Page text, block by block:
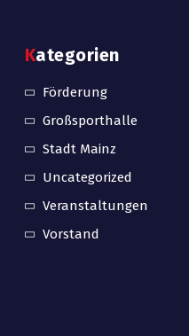
Kategorien
Förderung
Großsporthalle
Stadt Mainz
Uncategorized
Veranstaltungen
Vorstand